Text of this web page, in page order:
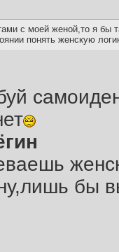
с моей женой,то я бы
понять женскую
бы